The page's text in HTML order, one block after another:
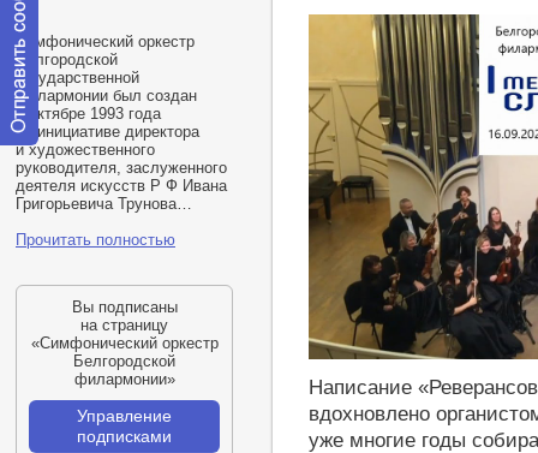
Симфонический оркестр
Белгородской
государственной
филармонии был создан
в октябре 1993 года
по инициативе директора
и художественного
руководителя, заслуженного
деятеля искусств Р Ф Ивана
Григорьевича Трунова…
Прочитать полностью
Вы подписаны
на страницу
«Симфонический оркестр
Белгородской
филармонии»
Управление
подписками
Написание
вдохновлено
уже многие годы
Отправить
сообщение
модератору